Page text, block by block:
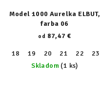
Model 1000 Aurelka ELBUT,
farba 06
od 87,47 €
18 19 20 21 22 23
Skladom (1 ks)